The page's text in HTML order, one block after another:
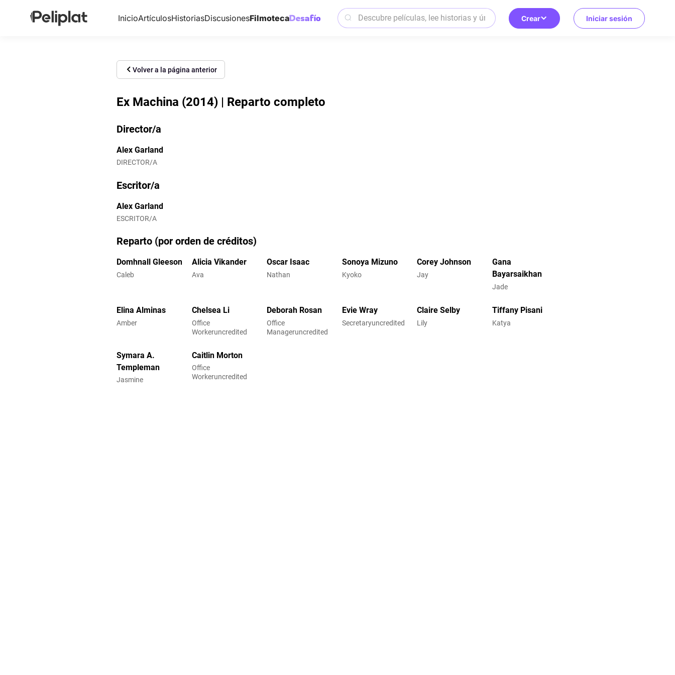
InicioArtículosHistoriasDiscusionesFilmoteca Crear Iniciar sesión
Volver a la página anterior
Ex Machina (2014) | Reparto completo
Director/a
Alex Garland
DIRECTOR/A
Escritor/a
Alex Garland
ESCRITOR/A
Reparto (por orden de créditos)
Domhnall Gleeson
Caleb
Alicia Vikander
Ava
Oscar Isaac
Nathan
Sonoya Mizuno
Kyoko
Corey Johnson
Jay
Gana
Bayarsaikhan
Jade
Elina Alminas
Amber
Chelsea Li
Office
Workeruncredited
Deborah Rosan
Office
Manageruncredited
Evie Wray
Secretaryuncredited
Claire Selby
Lily
Tiffany Pisani
Katya
Symara A.
Templeman
Jasmine
Caitlin Morton
Office
Workeruncredited